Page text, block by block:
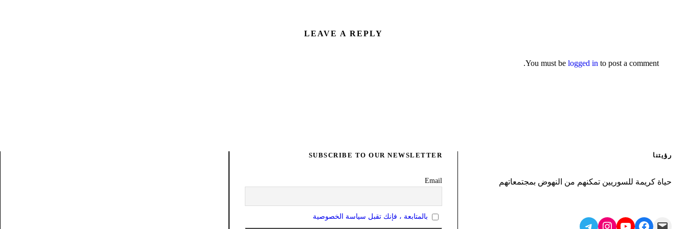
LEAVE A REPLY
You must be logged in to post a comment.
رؤيتنا
حياة كريمة للسوريين تمكنهم من النهوض بمجتمعاتهم
Mail
Facebook
YouTube
Instagram
Telegram
SUBSCRIBE TO OUR NEWSLETTER
Email
بالمتابعة ، فإنك تقبل سياسة الخصوصية